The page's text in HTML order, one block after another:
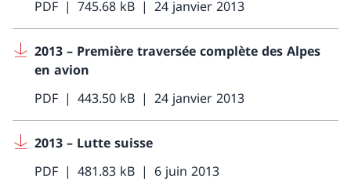
PDF
745.68 kB 24 janvier 2013
2013 – Première traversée complète des Alpes
en avion
PDF
443.50 kB 24 janvier 2013
2013 – Lutte suisse
PDF
481.83 kB 6 juin 2013